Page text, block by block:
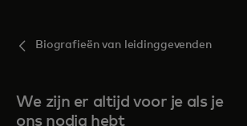
Biografieën van leidinggevenden
We zijn er altijd voor je als je
ons nodig hebt